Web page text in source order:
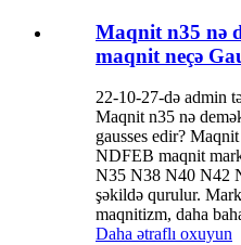
Maqnit n35 nə
maqnit neçə
22-10-27-də admin
Maqnit n35 nə
gausses edir?
NDFEB maqnit
N35 N38 N40 N42
şəkildə qurulur.
maqnitizm, daha
Daha ətraflı oxuyun